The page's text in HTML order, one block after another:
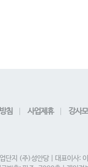
침 사업제휴 강사
단지 (주)성안당 | 대표이사: